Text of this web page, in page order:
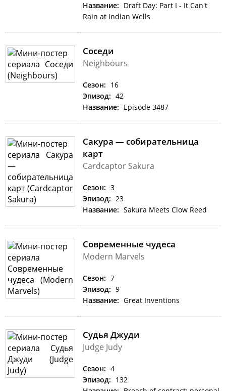
Название: Draft Day: Part I - It Can't
Rain at Indian Wells
Соседи
Neighbours
Сезон: 16
Эпизод: 42
Название: Episode 3487
Сакура — собирательница
карт
Cardcaptor Sakura
Сезон: 3
Эпизод: 23
Название: Sakura Meets Clow Reed
Современные чудеса
Modern Marvels
Сезон: 7
Эпизод: 9
Название: Great Inventions
Судья Джуди
Judge Judy
Сезон: 4
Эпизод: 132